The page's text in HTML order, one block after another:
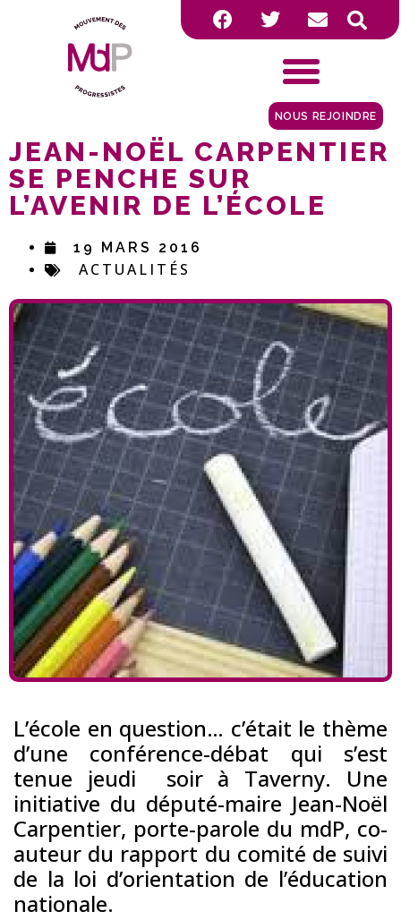
NOUS REJOINDRE
JEAN-NOËL CARPENTIER
SE PENCHE SUR
L’AVENIR DE L’ÉCOLE
19 MARS 2016
ACTUALITÉS
L’école en question… c’était le thème
d’une conférence-débat qui s’est
tenue jeudi
soir à Taverny. Une
initiative du député-maire Jean-Noël
Carpentier, porte-parole du mdP, co-
auteur du rapport du comité de suivi
de la loi d’orientation de l’éducation
nationale.